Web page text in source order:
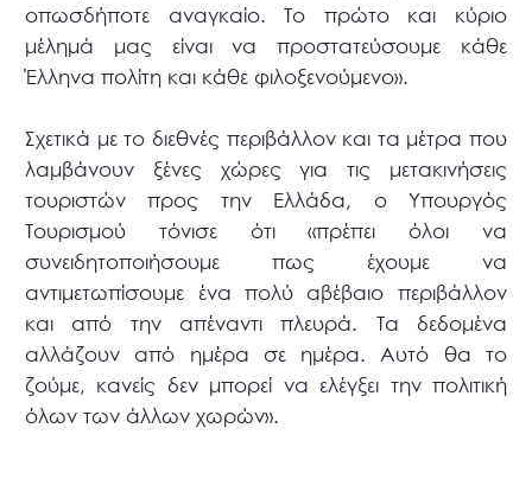
οπωσδήποτε αναγκαίο. Το πρώτο και κύριο
μέλημά μας είναι να προστατεύσουμε κάθε
Έλληνα πολίτη και κάθε φιλοξενούμενο».
Σχετικά με το διεθνές περιβάλλον και τα μέτρα που
λαμβάνουν ξένες χώρες για τις μετακινήσεις
τουριστών προς την Ελλάδα, ο Υπουργός
Τουρισμού τόνισε ότι «πρέπει όλοι να
συνειδητοποιήσουμε πως έχουμε να
αντιμετωπίσουμε ένα πολύ αβέβαιο περιβάλλον
και από την απέναντι πλευρά. Τα δεδομένα
αλλάζουν από ημέρα σε ημέρα. Αυτό θα το
ζούμε, κανείς δεν μπορεί να ελέγξει την πολιτική
όλων των άλλων χωρών».